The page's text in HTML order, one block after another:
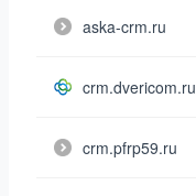
aska-crm.ru
crm.dvericom.ru
crm.pfrp59.ru